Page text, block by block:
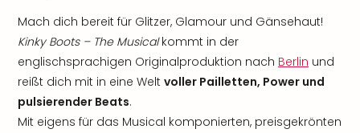
Mach dich bereit für Glitzer, Glamour und Gänsehaut!
Kinky Boots – The Musicalkommt in der
englischsprachigen Originalproduktion nach Berlin und
reißt dich mit in eine Welt voller Pailletten, Power und
pulsierender Beats.
Mit eigens für das Musical komponierten, preisgekrönten